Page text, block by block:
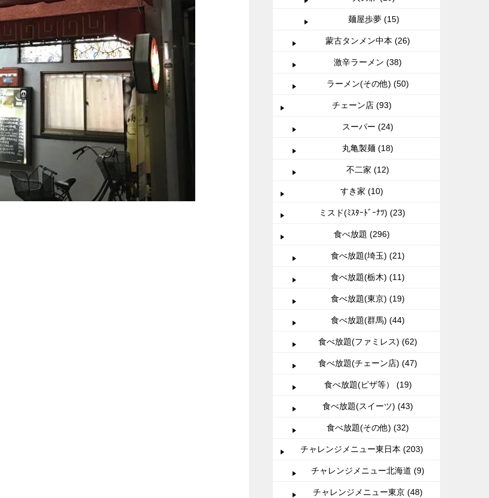
麺屋歩夢 (15)
蒙古タンメン中本 (26)
激辛ラーメン (38)
ラーメン(その他) (50)
チェーン店 (93)
スーパー (24)
丸亀製麺 (18)
不二家 (12)
すき家 (10)
ミスド(ﾐｽﾀｰﾄﾞｰﾅﾂ) (23)
食べ放題 (296)
食べ放題(埼玉) (21)
食べ放題(栃木) (11)
食べ放題(東京) (19)
食べ放題(群馬) (44)
食べ放題(ファミレス) (62)
食べ放題(チェーン店) (47)
食べ放題(ピザ等） (19)
食べ放題(スイーツ) (43)
食べ放題(その他) (32)
チャレンジメニュー東日本 (203)
チャレンジメニュー北海道 (9)
チャレンジメニュー東京 (48)